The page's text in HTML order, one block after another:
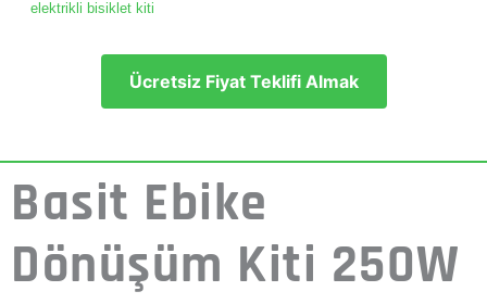
elektrikli bisiklet kiti
Ücretsiz Fiyat Teklifi Almak
Basit Ebike
Dönüşüm Kiti 250W